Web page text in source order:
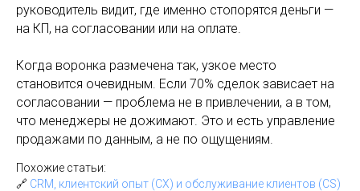
руководитель видит, где именно стопорятся деньги —
на КП, на согласовании или на оплате.
Когда воронка размечена так, узкое место
становится очевидным. Если 70% сделок зависает на
согласовании — проблема не в привлечении, а в том,
что менеджеры не дожимают. Это и есть управление
продажами по данным, а не по ощущениям.
Похожие статьи:
🔗 CRM, клиентский опыт (CX) и обслуживание клиентов (CS)